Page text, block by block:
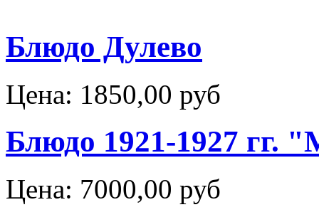
Блюдо Дулево
Цена: 1850,00 руб
Блюдо 1921-1927 гг.
Цена: 7000,00 руб